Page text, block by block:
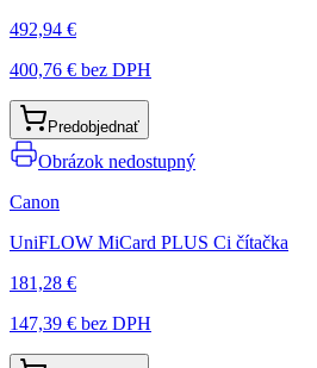
492,94 €
400,76 € bez DPH
Predobjednať
Obrázok nedostupný
Canon
UniFLOW MiCard PLUS Ci čítačka
181,28 €
147,39 € bez DPH